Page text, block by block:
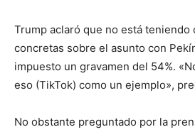
Trump aclaró que no está teniendo
concretas sobre el asunto con
impuesto un gravamen del 54%.
eso (TikTok) como un ejemplo»,
No obstante preguntado por la